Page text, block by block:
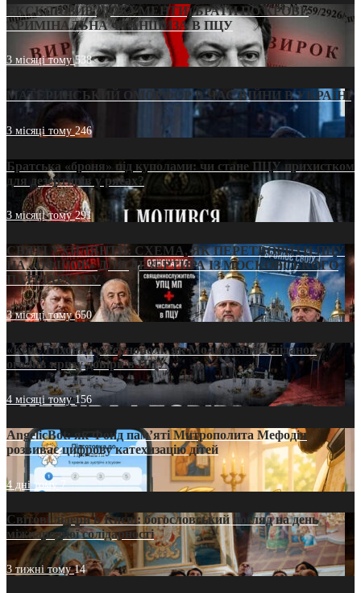
ЕКСКЛЮЗИВ (ДОКУМЕНТИ)/БРАТИ ПО КРОВІ:
КРИМІНАЛЬНА ФРАНШИЗА В ПЦУ
3 місяці тому538
МАТЕРИНСЬКИЙ ОМОРФОР В ЧАС ВІЙНИ В УКРАЇНІ
3 місяці тому246
Братська «броня» під куполами: чи стане ПЦУ прихистком
для дезертирів у рясах?
3 місяці тому291
СВЯТІ УХИЛЯНТИ: СХЕМА, ЯК ПЕРЕТВОРИТИ ПЦУ
НА «ОФШОР» ДЛЯ ДЕЗЕРТИРА ІЗ МОСКОВСЬКОГО
ПАТРІАРХАТУ
3 місяці тому650
«Кейс Тихона» у Тернополі: як Молитовний сніданок
оголив кризу довіри в ПЦУ
4 місяці тому156
AngelicBot: як Фонд пам’яті Митрополита Мефодія
розвиває цифрову катехизацію дітей
4 дні тому7
Світові лідери в Києві: богословський погляд на день
міжнародної солідарності
3 тижні тому14